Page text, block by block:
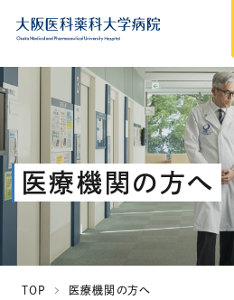
医療機関の方へ
TOP 医療機関の方へ